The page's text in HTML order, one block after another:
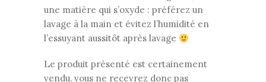
une matière qui s’oxyde : préférez un
lavage à la main et évitez l’humidité en
l’essuyant aussitôt après lavage
Le produit présenté est certainement
vendu, vous ne recevrez donc pas